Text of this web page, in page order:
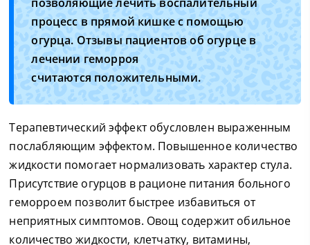
процесс в прямой кишке с помощью
огурца. Отзывы пациентов об огурце в
лечении геморроя
считаются положительными.
Терапевтический эффект обусловлен выраженным
послабляющим эффектом. Повышенное количество
жидкости помогает нормализовать характер стула.
Присутствие огурцов в рационе питания больного
геморроем позволит быстрее избавиться от
неприятных симптомов. Овощ содержит обильное
количество жидкости, клетчатку, витамины,